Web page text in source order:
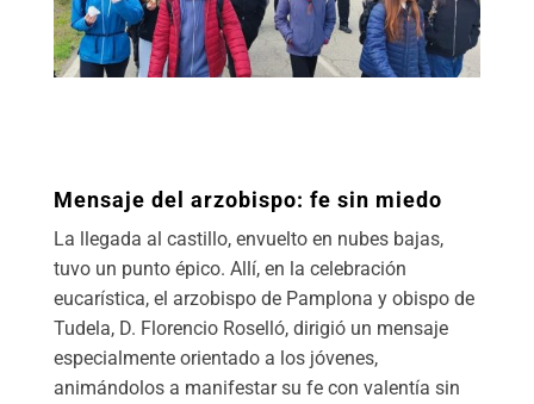
Mensaje del arzobispo: fe sin miedo
La llegada al castillo, envuelto en nubes bajas,
tuvo un punto épico. Allí, en la celebración
eucarística, el arzobispo de Pamplona y obispo de
Tudela, D. Florencio Roselló, dirigió un mensaje
especialmente orientado a los jóvenes,
animándolos a manifestar su fe con valentía sin